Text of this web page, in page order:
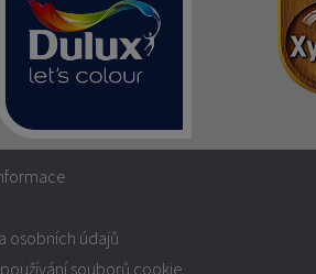
osobních údajů
souborů cookie